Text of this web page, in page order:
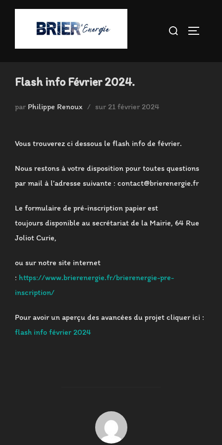
Rechercher :
Flash info Février 2024.
par Philippe Renoux sur Publié
21 février 2024
Vous trouverez ci dessous le flash info de février.
Nous restons à votre disposition pour toutes questions
par mail à l’adresse suivante : contact@brierenergie.fr
Le formulaire de pré-inscription papier est
toujours disponible au secrétariat de la Mairie, 64 Rue
Joliot Curie,
ou sur notre site internet
: https://www.brierenergie.fr/brierenergie-pre-
inscription/
Pour avoir un aperçu des avancées du projet cliquer ici :
flash info février 2024
AUTEUR DE LA PUBLICATION